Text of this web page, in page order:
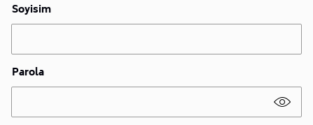
Soyisim
Parola